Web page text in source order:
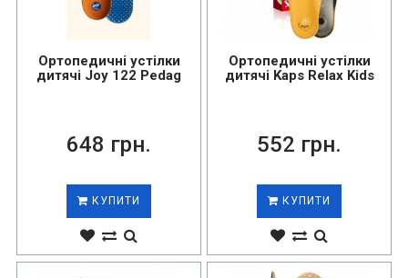
Ортопедичні устілки
дитячі Joy 122 Pedag
648 грн.
КУПИТИ
Ортопедичні устілки
дитячі Kaps Relax Kids
552 грн.
КУПИТИ